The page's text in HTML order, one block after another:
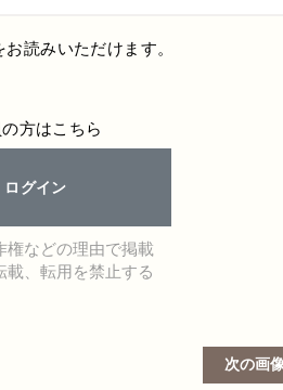
読みいただけます。
方はこちら
ログイン
権などの理由で掲載
、転用を禁止する
次の画像